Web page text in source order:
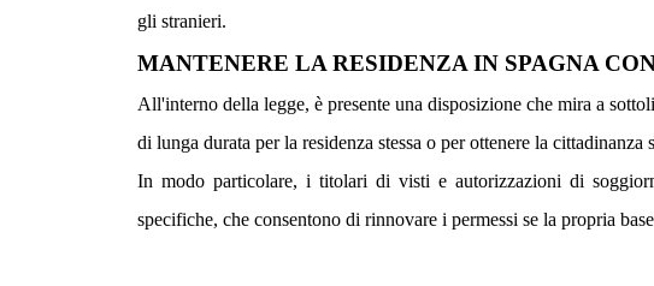
gli stranieri.
MANTENERE LA RESIDENZA IN SPAGNA
All'interno della legge, è presente una disposizione che mira a
di lunga durata per la residenza stessa o per ottenere la cittadinanza
In modo particolare, i titolari di visti e autorizzazioni di
specifiche, che consentono di rinnovare i permessi se la propria